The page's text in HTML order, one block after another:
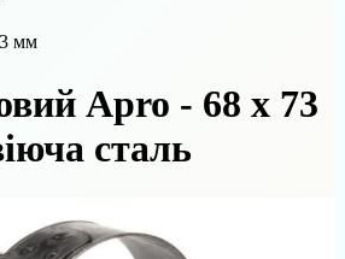
мм
Apro - 68 x 73
сталь